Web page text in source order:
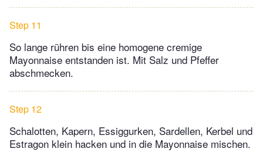
Step 11
So lange rühren bis eine homogene cremige
Mayonnaise entstanden ist. Mit Salz und Pfeffer
abschmecken.
Step 12
Schalotten, Kapern, Essiggurken, Sardellen, Kerbel und
Estragon klein hacken und in die Mayonnaise mischen.